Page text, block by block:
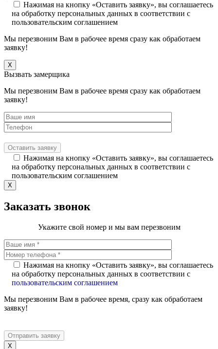
Нажимая на кнопку «Оставить заявку», вы соглашаетесь
на обработку персональных данных в соответствии с
пользовательским соглашением
Мы перезвоним Вам в рабочее время сразу как обработаем
заявку!
X
Вызвать замерщика
Мы перезвоним Вам в рабочее время сразу как обработаем
заявку!
Нажимая на кнопку «Оставить заявку», вы соглашаетесь
на обработку персональных данных в соответствии с
пользовательским соглашением
X
Заказать звонок
Укажите свой номер и мы вам перезвоним
Нажимая на кнопку «Оставить заявку», вы соглашаетесь
на обработку персональных данных в соответствии с
пользовательским соглашением
Мы перезвоним Вам в рабочее время, сразу как обработаем
заявку!
X